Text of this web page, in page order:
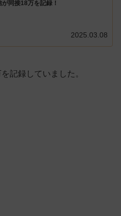
同接18万を記録！
2025.03.08
記録していました。